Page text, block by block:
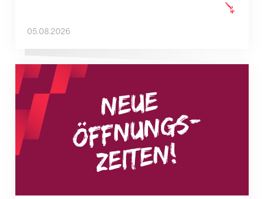
05.08.2026
Neue Empfangszeiten ab 1. August 2026